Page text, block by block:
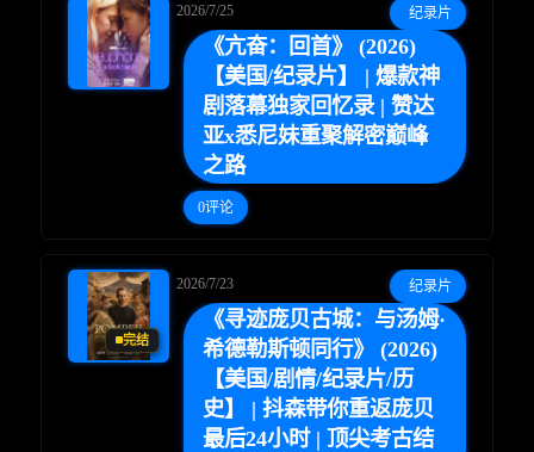
2026/7/25 纪录片
《亢奋：回首》 (2026)
【美国/纪录片】 | 爆款神
剧落幕独家回忆录 | 赞达
亚x悉尼妹重聚解密巅峰
之路
0评论
完结
2026/7/23 纪录片
《寻迹庞贝古城：与汤姆·
希德勒斯顿同行》 (2026)
【美国/剧情/纪录片/历
史】 | 抖森带你重返庞贝
最后24小时 | 顶尖考古结
如夸克12个月送14天 最低75元！
价格有浮动，请直接搜索查最低价！
还有支付宝现金红包、外卖红包、
优惠券、活动红包，每日可领。
⚡ 前往【大淘客】领红包
☕ 海外大侠？通过 Ko-fi 赐茶